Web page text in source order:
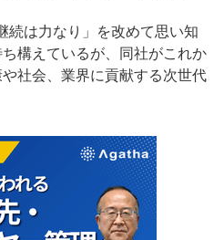
続は力なり」を改めて思い知
構えているが、同社がこれか
社会、業界に貢献する次世代